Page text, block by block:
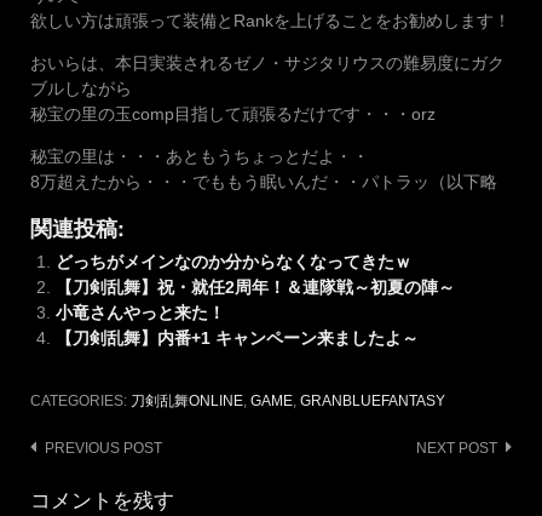
欲しい方は頑張って装備とRankを上げることをお勧めします！
おいらは、本日実装されるゼノ・サジタリウスの難易度にガク
ブルしながら
秘宝の里の玉comp目指して頑張るだけです・・・orz
秘宝の里は・・・あともうちょっとだよ・・
8万超えたから・・・でももう眠いんだ・・パトラッ（以下略
関連投稿:
どっちがメインなのか分からなくなってきたｗ
【刀剣乱舞】祝・就任2周年！＆連隊戦～初夏の陣～
小竜さんやっと来た！
【刀剣乱舞】内番+1 キャンペーン来ましたよ～
CATEGORIES: 刀剣乱舞ONLINE, GAME, GRANBLUEFANTASY
Post
navigation
PREVIOUS POST NEXT POST
コメントを残す